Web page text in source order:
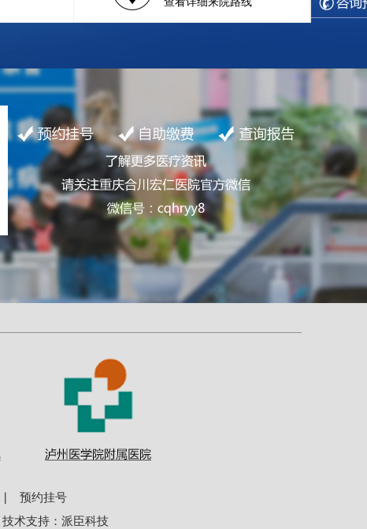
预约挂号
技术支持： 派臣科技